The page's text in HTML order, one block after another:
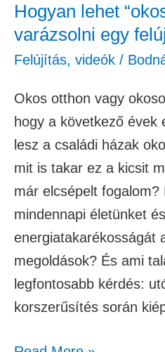
Hogyan lehet
varázsolni egy
Felújítás, videók /
Okos otthon vagy
hogy a következő évek
lesz a családi házak
mit is takar ez a kicsit
már elcsépelt
mindennapi életünket
energiatakarékosságát
megoldások? És ami
legfontosabb kérdés:
korszerűsítés során